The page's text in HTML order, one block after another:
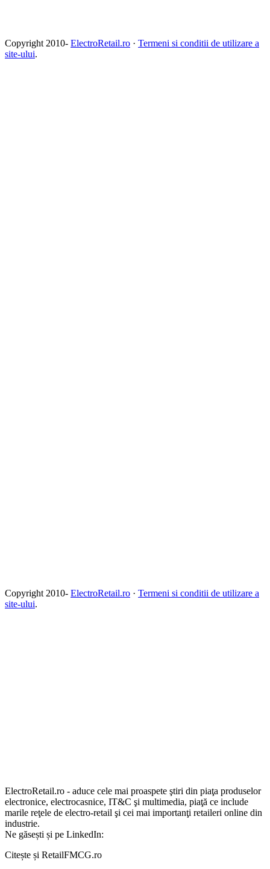
Copyright 2010- ElectroRetail.ro · Termeni si conditii de utilizare a
site-ului.
Copyright 2010- ElectroRetail.ro · Termeni si conditii de utilizare a
site-ului.
ElectroRetail.ro - aduce cele mai proaspete ştiri din piaţa produselor
electronice, electrocasnice, IT&C şi multimedia, piaţă ce include
marile reţele de electro-retail şi cei mai importanţi retaileri online din
industrie.
Ne găsești și pe LinkedIn:
Citește și RetailFMCG.ro